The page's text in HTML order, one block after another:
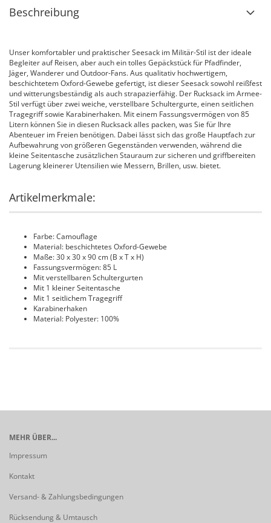
Beschreibung
Unser komfortabler und praktischer Seesack im Militär-Stil ist der ideale
Begleiter auf Reisen, aber auch ein tolles Gepäckstück für Pfadfinder,
Jäger, Wanderer und Outdoor-Fans. Aus qualitativ hochwertigem,
beschichtetem Oxford-Gewebe gefertigt, ist dieser Seesack sowohl reißfest
und witterungsbeständig als auch strapazierfähig. Der Rucksack im Armee-
Stil verfügt über zwei weiche, verstellbare Schultergurte, einen seitlichen
Tragegriff sowie Karabinerhaken. Mit einem Fassungsvermögen von 85
Litern können Sie in diesen Rucksack alles packen, was Sie für Ihre
Abenteuer im Freien benötigen. Dabei lässt sich das große Hauptfach zur
Aufbewahrung von größeren Gegenständen verwenden, während die
kleine Seitentasche zusätzlichen Stauraum zur sicheren und griffbereiten
Lagerung kleinerer Utensilien wie Messern, Brillen, usw. bietet.
Artikelmerkmale:
Farbe: Camouflage
Material: beschichtetes Oxford-Gewebe
Maße: 30 x 30 x 90 cm (B x T x H)
Fassungsvermögen: 85 L
Mit verstellbaren Schultergurten
Mit 1 kleiner Seitentasche
Mit 1 seitlichem Tragegriff
Karabinerhaken
Material: Polyester: 100%
MEHR ÜBER...
Impressum
Kontakt
Versand- & Zahlungsbedingungen
Rücksendung & Umtausch